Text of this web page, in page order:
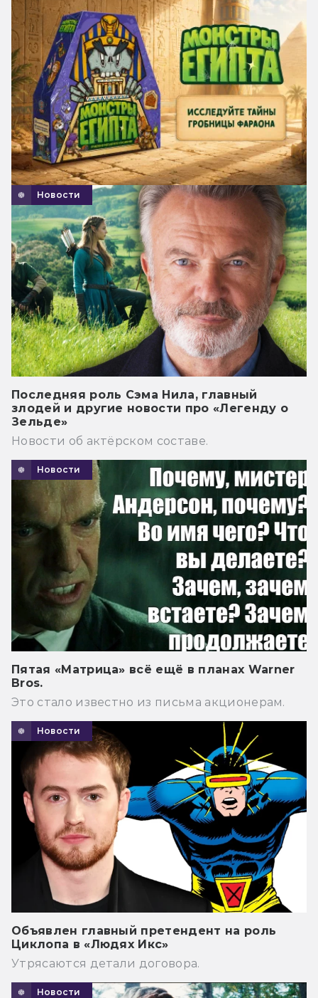
Новости
Последняя роль Сэма Нила, главный
злодей и другие новости про «Легенду о
Зельде»
Новости об актёрском составе.
Новости
Пятая «Матрица» всё ещё в планах Warner
Bros.
Это стало известно из письма акционерам.
Новости
Объявлен главный претендент на роль
Циклопа в «Людях Икс»
Утрясаются детали договора.
Новости